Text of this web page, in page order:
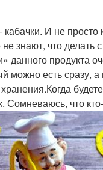
И не просто
знают, что делать
продукта
есть сразу,
что